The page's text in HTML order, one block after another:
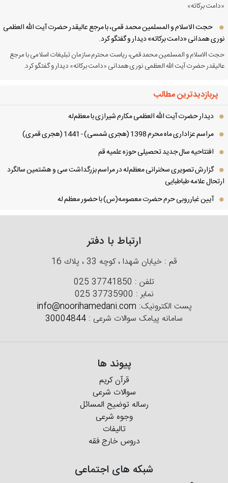
برکاته»
حجت الاسلام و المسلمین محمد قمی، با مرجع عالیقدر حضرت آیت الله العظمی
همدانی «دامت برکاته» دیدار و گفتگو کرد.
الاسلام و المسلمین محمد قمی، ریاست محترم سازمان تبلیغات اسلامی با مرجع
حضرت آیت الله العظمی نوری همدانی «دامت برکاته» دیدار و گفتگو کرد.
پربازدیدترین مطالب
دیدار حضرت آیت الله العظمی مكارم شیرازی با معظم‌له
مراسم عزاداری ماه محرم 1398 (هجری شمسی) - 1441 (هجری قمری)
افتتاحیه سال جدید تحصیلی حوزه علمیه قم
گزارش تصویری سخنرانی معظم‌له در مراسم بزرگداشت سی و هشتمین سالگرد
علامه طباطبایی
آیین غبارروبی حرم حضرت معصومه(س) با حضور معظم له
ارتباط با دفتر
قم : خیابان شهدا ، كوچه 33 ، پلاك 16
تلفن :025 37741850
نمابر :025 37735900
پست الکترونیک:info@noorihamedani.com
سامانه پیامک سوالات شرعی : 30004844
پیوند ها
قرآن کریم
سوالات شرعی
رساله توضیح المسائل
وجوه شرعی
تالیفات
دروس خارج فقه
شبکه های اجتماعی